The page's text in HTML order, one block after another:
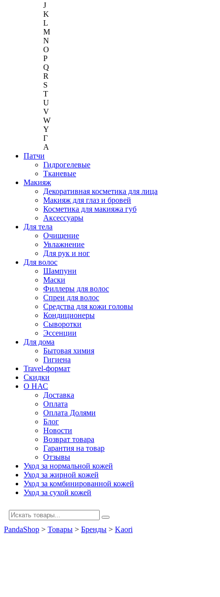
J
K
L
M
N
O
P
Q
R
S
T
U
V
W
Y
Г
A
Патчи
Гидрогелевые
Тканевые
Макияж
Декоративная косметика для лица
Макияж для глаз и бровей
Косметика для макияжа губ
Аксессуары
Для тела
Очищение
Увлажнение
Для рук и ног
Для волос
Шампуни
Маски
Филлеры для волос
Спреи для волос
Средства для кожи головы
Кондиционеры
Сыворотки
Эссенции
Для дома
Бытовая химия
Гигиена
Travel-формат
Скидки
О НАС
Доставка
Оплата
Оплата Долями
Блог
Новости
Возврат товара
Гарантия на товар
Отзывы
Уход за нормальной кожей
Уход за жирной кожей
Уход за комбинированной кожей
Уход за сухой кожей
PandaShop > Товары > Бренды > Kaori